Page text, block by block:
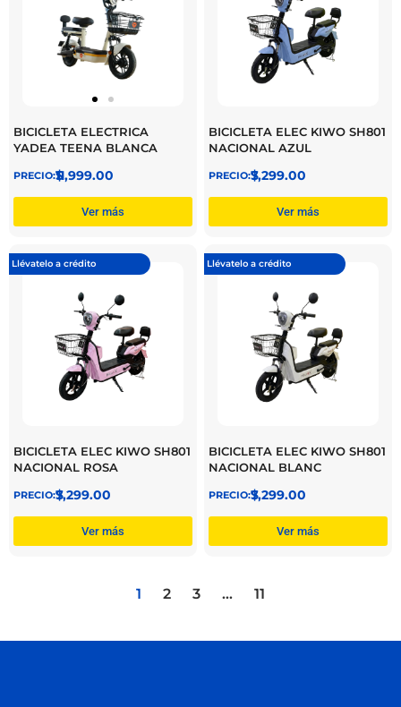
BICICLETA ELECTRICA
YADEA TEENA BLANCA
$
11,999.00
Ver más
BICICLETA ELEC KIWO SH801
NACIONAL AZUL
$
7,299.00
Ver más
Llévatelo a crédito
BICICLETA ELEC KIWO SH801
NACIONAL ROSA
$
7,299.00
Ver más
Llévatelo a crédito
BICICLETA ELEC KIWO SH801
NACIONAL BLANC
$
7,299.00
Ver más
1 2 3 … 11